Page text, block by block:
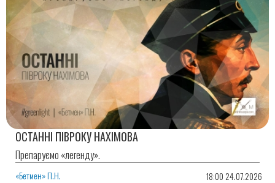
ОСТАННІ ПІВРОКУ НАХІМОВА
Препаруємо «легенду».
«Бетмен» П.Н. 18:00 24.07.2026